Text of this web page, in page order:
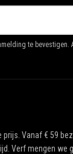
te bevestigen.
prijs. Vanaf€ 59
Verf mengen we